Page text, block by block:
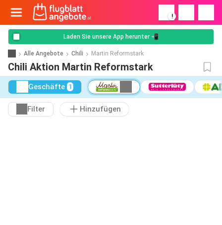
!
Laden Sie unsere App herunter 📲
Alle Angebote Chili Martin Reformstark
Chili Aktion Martin Reformstark
Geschäfte 1
Filter Hinzufügen